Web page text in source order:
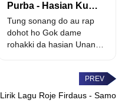
Purba - Hasian Ku
feat. Tabita Sipahutar
Tung sonang do au rap
dohot ho Gok dame
rohakki da hasian Unang
Lirik Lagu Roje Firdaus - Samo